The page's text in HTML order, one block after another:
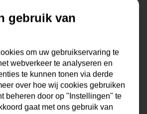
gebruik van
om uw gebruikservaring te
webverkeer te analyseren en
te kunnen tonen via derde
over hoe wij cookies gebruiken
beheren door op "Instellingen" te
gaat met ons gebruik van